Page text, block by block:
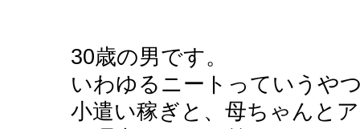
30歳の男です。
いわゆるニートっていうや
小遣い稼ぎと、母ちゃんと